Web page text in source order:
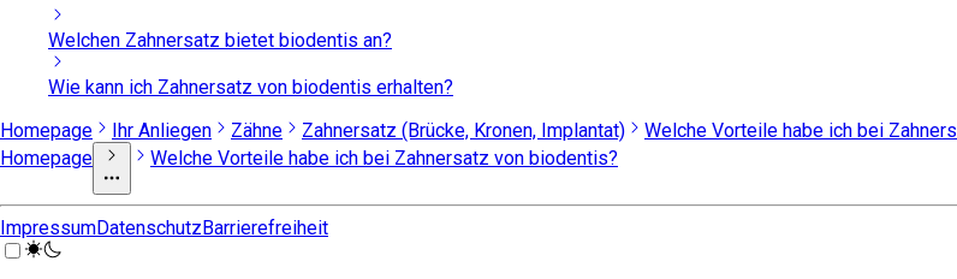
Welchen Zahnersatz bietet biodentis an?
Wie kann ich Zahnersatz von biodentis erhalten?
Homepage
Ihr Anliegen Zähne Zahnersatz (Brücke, Kronen, Implantat)
Welche Vorteile habe ich bei
Homepage
Welche Vorteile habe ich bei Zahnersatz von biodentis?
ImpressumDatenschutzBarrierefreiheit